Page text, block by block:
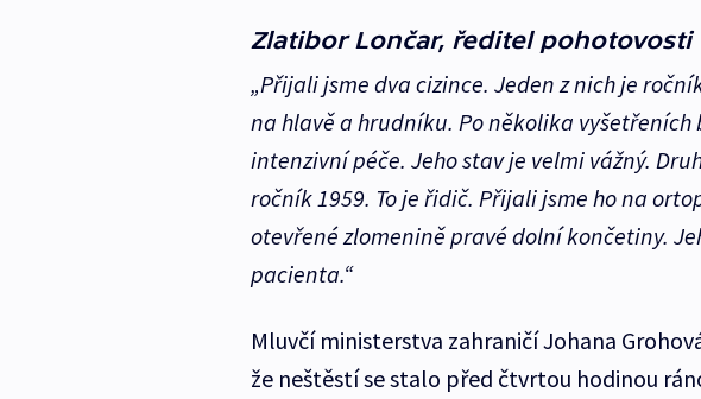
Zlatibor Lončar, ředitel pohotovosti
„Přijali jsme dva cizince. Jeden z nich je
na hlavě a hrudníku. Po několika
intenzivní péče. Jeho stav je velmi vážný.
ročník 1959. To je řidič. Přijali jsme ho na
otevřené zlomenině pravé dolní končetiny.
pacienta.“
Mluvčí ministerstva zahraničí Johana
že neštěstí se stalo před čtvrtou hodinou